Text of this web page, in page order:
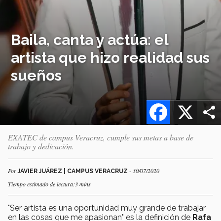
Baila, canta y actúa: el
artista que hizo realidad sus
sueños
X
Facebook
EXATEC de campus Veracruz, cumple sus metas a base de
trabajo y dedicación.
PorJAVIER JUÁREZ | CAMPUS VERACRUZ - 30/07/2020
Tiempo estimado de lectura:3 mins
"Ser artista es una oportunidad muy grande de trabajar
en las cosas que me apasionan" es la definición de Rafa